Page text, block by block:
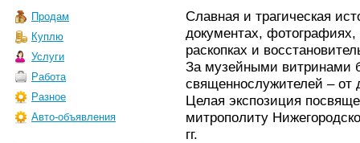
Продам
Куплю
Услуги
Работа
Разное
Авто-объявления
Славная и трагическая
документах,
раскопках и
За музейными витринами
священнослужителей – от
Целая экспозиция
митрополиту
гг.